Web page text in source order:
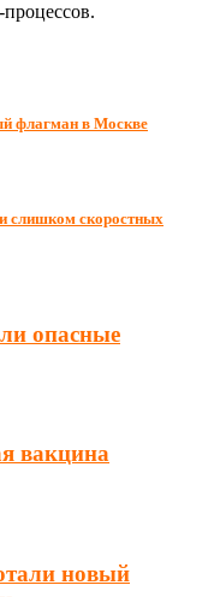
флагман в Москве
слишком скоростных
опасные
вакцина
новый